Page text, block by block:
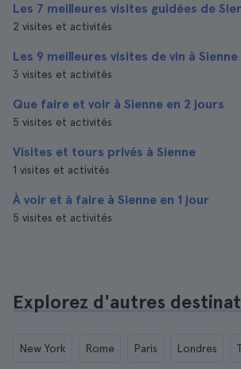
Les 7 meilleures visites guidées de
2 visites et activités
Les 9 meilleures visites de vin à Sienne
3 visites et activités
Que faire et voir à Sienne en 2 jours
5 visites et activités
Visites et tours privés à Sienne
1 visites et activités
À voir et à faire à Sienne en 1 jour
5 visites et activités
Explorez d'autres
New York Rome Paris Londres